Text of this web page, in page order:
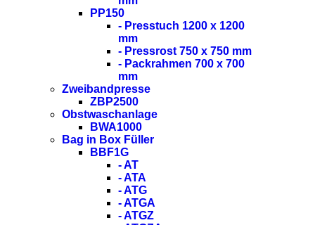
PP150
- Presstuch 1200 x 1200
mm
- Pressrost 750 x 750 mm
- Packrahmen 700 x 700
mm
Zweibandpresse
ZBP2500
Obstwaschanlage
BWA1000
Bag in Box Füller
BBF1G
- AT
- ATA
- ATG
- ATGA
- ATGZ